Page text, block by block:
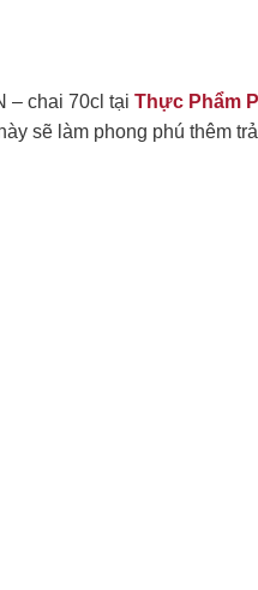
– chai 70cl tại Thực Phẩm
sẽ làm phong phú thêm